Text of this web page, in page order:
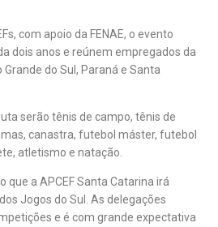
com apoio da FENAE, o evento
dois anos e reúnem empregados da
do Sul, Paraná e Santa
serão tênis de campo, tênis de
canastra, futebol máster, futebol
atletismo e natação.
que a APCEF Santa Catarina irá
Jogos do Sul. As delegações
e é com grande expectativa